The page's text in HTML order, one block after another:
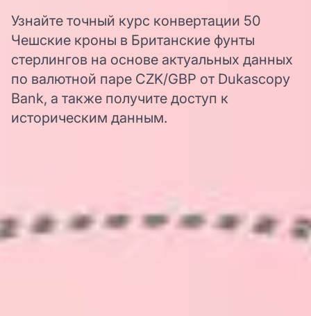
Узнайте точный курс конвертации 50
Чешские кроны в Британские фунты
стерлингов на основе актуальных данных
по валютной паре CZK/GBP от Dukascopy
Bank, а также получите доступ к
историческим данным.